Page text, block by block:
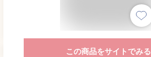
この商品をサイトでみる